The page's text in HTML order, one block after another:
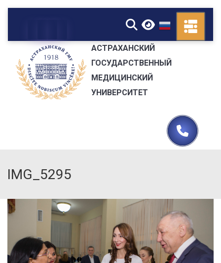
▼
АСТРАХАНСКИЙ
ГОСУДАРСТВЕННЫЙ
МЕДИЦИНСКИЙ
УНИВЕРСИТЕТ
IMG_5295